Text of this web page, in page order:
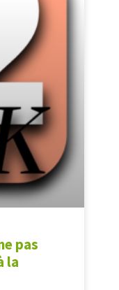
pas
la